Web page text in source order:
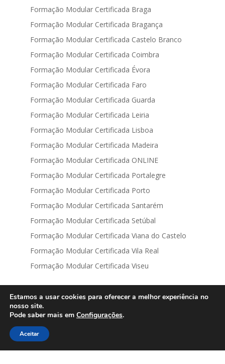
Formação Modular Certificada Braga
Formação Modular Certificada Bragança
Formação Modular Certificada Castelo Branco
Formação Modular Certificada Coimbra
Formação Modular Certificada Évora
Formação Modular Certificada Faro
Formação Modular Certificada Guarda
Formação Modular Certificada Leiria
Formação Modular Certificada Lisboa
Formação Modular Certificada Madeira
Formação Modular Certificada ONLINE
Formação Modular Certificada Portalegre
Formação Modular Certificada Porto
Formação Modular Certificada Santarém
Formação Modular Certificada Setúbal
Formação Modular Certificada Viana do Castelo
Formação Modular Certificada Vila Real
Formação Modular Certificada Viseu
Contacto
Formação Financiada em Portugal | 2026
Estamos a usar cookies para oferecer a melhor experiência no
nosso site.
Pode saber mais em Configurações.
Aceitar